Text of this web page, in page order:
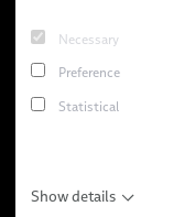
스크류 체결
경력
제품 및 서비스
애플리케이션 분야
간행물
Necessary
Preference
Statistical
Show details